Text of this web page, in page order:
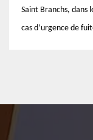
Saint Branchs, dans
cas d’urgence de